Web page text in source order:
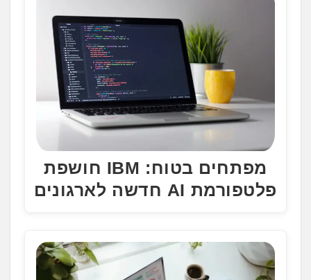
מפתחים בטוח: IBM חושפת
פלטפורמת AI חדשה לארגונים